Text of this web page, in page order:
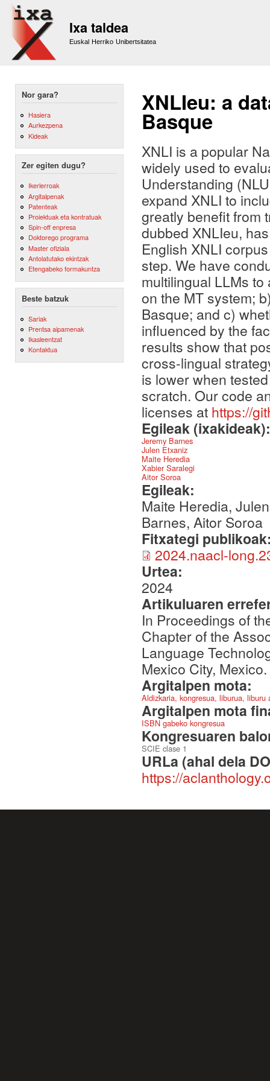
Ixa taldea
Euskal Herriko Unibertsitatea
Nor gara?
Hasiera
Aurkezpena
Kideak
Zer egiten dugu?
Ikerlerroak
Argitalpenak
Patenteak
Proiektuak eta kontratuak
Spin-off enpresa
Doktorego programa
Master ofiziala
Antolatutako ekintzak
Etengabeko formakuntza
Beste batzuk
Sariak
Prentsa aipamenak
Ikasleentzat
Kontaktua
XNLIeu: a
Basque
XNLI is a popular
widely used to
Understanding
expand XNLI to
greatly benefit from
dubbed XNLIeu,
English XNLI
step. We have
multilingual LLMs
on the MT system;
Basque; and c)
influenced by the
results show that
cross-lingual
is lower when
scratch. Our code
licenses at https://
Egileak
Jeremy Barnes
Julen Etxaniz
Maite Heredia
Xabier Saralegi
Aitor Soroa
Egileak:
Maite Heredia,
Barnes, Aitor Soroa
Fitxategi
2024.naacl-
Urtea:
2024
Artikuluaren
In Proceedings of
Chapter of the
Language
Mexico City,
Argitalpen mota:
Aldizkaria, kongresua, liburua,
Argitalpen mota
ISBN gabeko kongresua
Kongresuaren
SCIE clase 1
URLa (ahal dela
https://